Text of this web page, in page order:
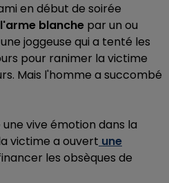
en début de soirée
blanche par un ou
joggeuse qui a tenté les
pour ranimer la victime
Mais l'homme a succombé
vive émotion dans la
victime a ouvert une
les obsèques de